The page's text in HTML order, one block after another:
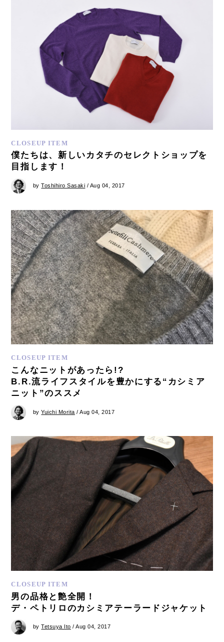
CLOSEUP ITEM
僕たちは、新しいカタチのセレクトショップを
目指します！
byToshihiro Sasaki / Aug 04, 2017
CLOSEUP ITEM
こんなニットがあったら!?
B.R.流ライフスタイルを豊かにする“カシミア
ニット”のススメ
byYuichi Morita / Aug 04, 2017
CLOSEUP ITEM
男の品格と艶全開！
デ・ペトリロのカシミアテーラードジャケット
byTetsuya Ito / Aug 04, 2017